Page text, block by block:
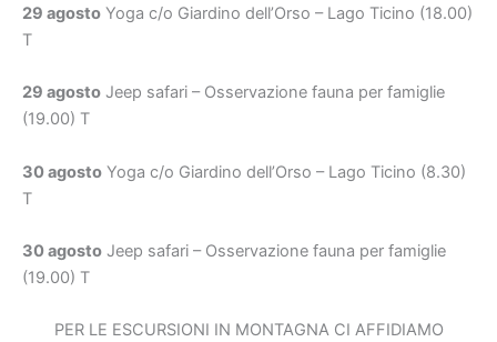
29 agosto Yoga c/o Giardino dell’Orso – Lago Ticino (18.00)
T
29 agosto Jeep safari – Osservazione fauna per famiglie
(19.00) T
30 agosto Yoga c/o Giardino dell’Orso – Lago Ticino (8.30)
T
30 agosto Jeep safari – Osservazione fauna per famiglie
(19.00) T
PER LE ESCURSIONI IN MONTAGNA CI AFFIDIAMO